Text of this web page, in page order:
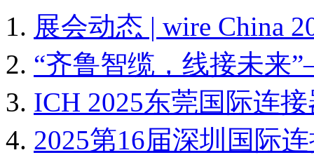
展会动态 | wire China
“齐鲁智缆，线接未来
ICH 2025东莞国际连
2025第16届深圳国际